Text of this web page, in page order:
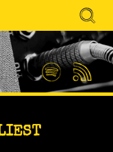
Search
for:
CONVERSA
SpotifyFeed
RSS